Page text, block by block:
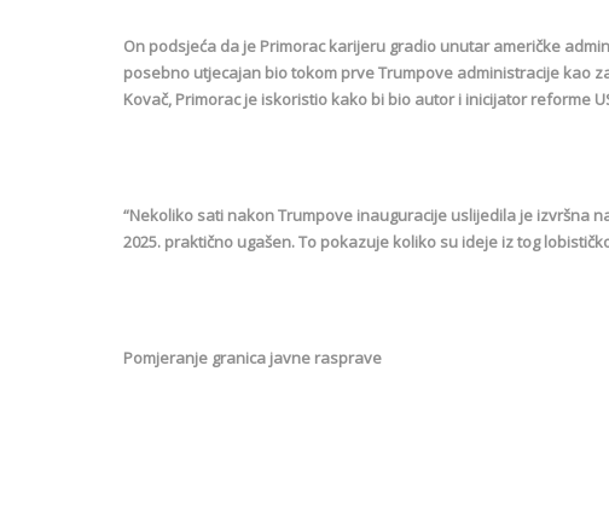
On podsjeća da je Primorac karijeru gradio unutar američke
posebno utjecajan bio tokom prve Trumpove administracije kao
Kovač, Primorac je iskoristio kako bi bio autor i inicijator reforme
“Nekoliko sati nakon Trumpove inauguracije uslijedila je izvršna
2025. praktično ugašen. To pokazuje koliko su ideje iz tog
Pomjeranje granica javne rasprave